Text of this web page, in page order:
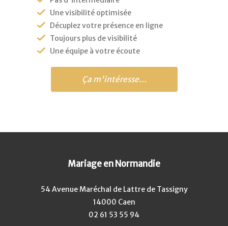
Une visibilité optimisée
Décuplez votre présence en ligne
Toujours plus de visibilité
Une équipe à votre écoute
Ça m'intéresse...
Mariage en Normandie
54 Avenue Maréchal de Lattre de Tassigny
14000 Caen
02 61 53 55 94